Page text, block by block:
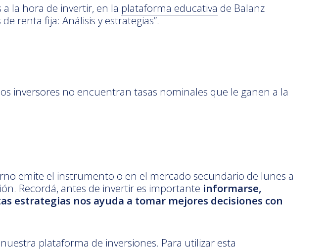
la hora de invertir, en la plataforma educativa de Balanz
renta fija: Análisis y estrategias”.
inversores no encuentran tasas nominales que le ganen a la
emite el instrumento o en el mercado secundario de lunes a
Recordá, antes de invertir es importante informarse,
estrategias nos ayuda a tomar mejores decisiones con
plataforma de inversiones. Para utilizar esta